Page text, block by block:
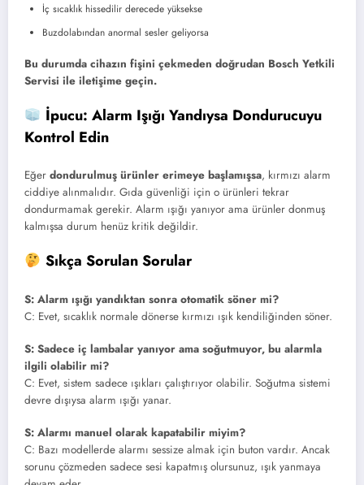
İç sıcaklık hissedilir derecede yüksekse
Buzdolabından anormal sesler geliyorsa
Bu durumda cihazın fişini çekmeden doğrudan Bosch Yetkili
Servisi ile iletişime geçin.
İpucu: Alarm Işığı Yandıysa Dondurucuyu
Kontrol Edin
Eğer dondurulmuş ürünler erimeye başlamışsa, kırmızı alarm
ciddiye alınmalıdır. Gıda güvenliği için o ürünleri tekrar
dondurmamak gerekir. Alarm ışığı yanıyor ama ürünler donmuş
kalmışsa durum henüz kritik değildir.
Sıkça Sorulan Sorular
S: Alarm ışığı yandıktan sonra otomatik söner mi?
C: Evet, sıcaklık normale dönerse kırmızı ışık kendiliğinden söner.
S: Sadece iç lambalar yanıyor ama soğutmuyor, bu alarmla
ilgili olabilir mi?
C: Evet, sistem sadece ışıkları çalıştırıyor olabilir. Soğutma sistemi
devre dışıysa alarm ışığı yanar.
S: Alarmı manuel olarak kapatabilir miyim?
C: Bazı modellerde alarmı sessize almak için buton vardır. Ancak
sorunu çözmeden sadece sesi kapatmış olursunuz, ışık yanmaya